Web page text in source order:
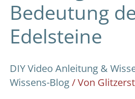
Bedeutung
Edelsteine
DIY Video Anleitung &
Wissens-Blog/ Von